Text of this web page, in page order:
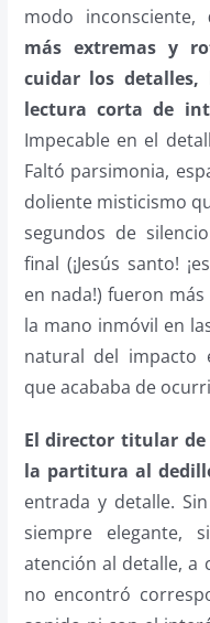
modo inconsciente,
más extremas y
cuidar los
lectura corta de
Impecable en el
Faltó parsimonia,
doliente misticismo
segundos de
final (¡Jesús santo!
en nada!) fueron
la mano inmóvil en
natural del impacto
que acababa de
El director titular de
la partitura al
entrada y detalle.
siempre elegante,
atención al detalle, a
no encontró